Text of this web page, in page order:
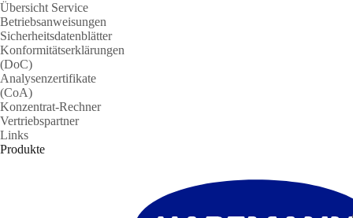
Übersicht Service
Betriebsanweisungen
Sicherheitsdatenblätter
Konformitätserklärungen
(DoC)
Analysenzertifikate
(CoA)
Konzentrat-Rechner
Vertriebspartner
Links
Produkte